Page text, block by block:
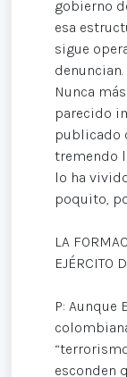
gobierno
esa
sigue
Nunca
parecido
publicado
tremendo
lo ha
poquito,
LA
EJÉRCITO
P: Aunque
esconden